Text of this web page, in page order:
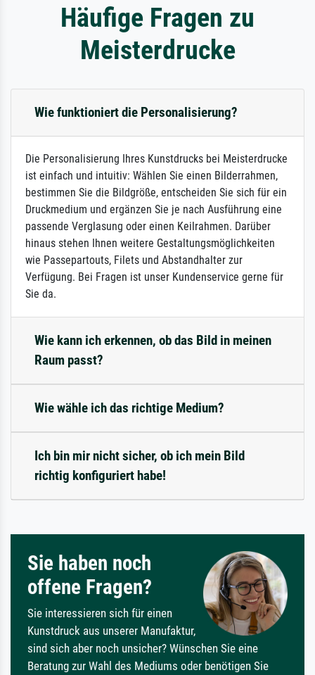
Häufige Fragen zu
Meisterdrucke
Wie funktioniert die Personalisierung?
Die Personalisierung Ihres Kunstdrucks bei Meisterdrucke
ist einfach und intuitiv: Wählen Sie einen Bilderrahmen,
bestimmen Sie die Bildgröße, entscheiden Sie sich für ein
Druckmedium und ergänzen Sie je nach Ausführung eine
passende Verglasung oder einen Keilrahmen. Darüber
hinaus stehen Ihnen weitere Gestaltungsmöglichkeiten
wie Passepartouts, Filets und Abstandhalter zur
Verfügung. Bei Fragen ist unser Kundenservice gerne für
Sie da.
Wie kann ich erkennen, ob das Bild in meinen
Raum passt?
Wie wähle ich das richtige Medium?
Ich bin mir nicht sicher, ob ich mein Bild
richtig konfiguriert habe!
Sie haben noch
offene Fragen?
Sie interessieren sich für einen
Kunstdruck aus unserer Manufaktur,
sind sich aber noch unsicher? Wünschen Sie eine
Beratung zur Wahl des Mediums oder benötigen Sie